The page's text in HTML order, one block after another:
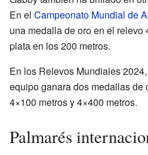
En el Campeonato Mundial de
una medalla de oro en el relevo
plata en los 200 metros.
En los Relevos Mundiales
equipo ganara dos medallas de
4×100 metros y 4×400 metros.
Palmarés